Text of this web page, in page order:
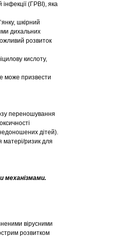
(ГРВІ), яка
шкірний
дихальних
розвиток
кислоту,
може призвести
переношування
дітей).
матері/ризик для
механізмами.
вірусними
розвитком